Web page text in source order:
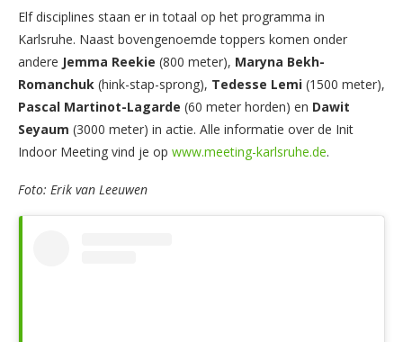
Elf disciplines staan er in totaal op het programma in
Karlsruhe. Naast bovengenoemde toppers komen onder
andere Jemma Reekie (800 meter), Maryna Bekh-
Romanchuk (hink-stap-sprong), Tedesse Lemi (1500 meter),
Pascal Martinot-Lagarde (60 meter horden) en Dawit
Seyaum (3000 meter) in actie. Alle informatie over de Init
Indoor Meeting vind je op www.meeting-karlsruhe.de.
Foto: Erik van Leeuwen